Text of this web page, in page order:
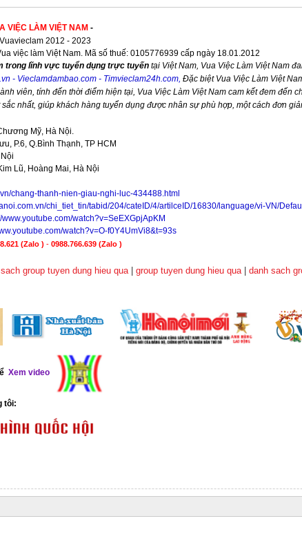
VIỆC LÀM VIỆT NAM -
2012 - 2023
việc làm Việt Nam. Mã số thuế: 0105776939 cấp ngày 18.01.2012
trong lĩnh vực tuyển dụng trực tuyến tại Việt Nam, Vua Việc Làm Việt Nam
- Vieclamdambao.com - Timvieclam24h.com, Đặc biệt Vua Việc Làm Việt
viên, tính đến thời điểm hiện tại, Vua Việc Làm Việt Nam cam kết đem đến
nhất, giúp khách hàng tuyển dụng được nhân sự phù hợp, một cách đơn
Mỹ, Hà Nội.
P.6, Q.Bình Thạnh, TP HCM
Lũ, Hoàng Mai, Hà Nội
chang-thanh-nien-giau-nghi-luc-434488.html
chi_tiet_tin/tabid/204/cateID/4/artilceID/16830/language/vi-VN/
www.youtube.com/watch?v=SeEXGpjApKM
watch?v=O-f0Y4UmVi8&t=93s
(Zalo ) - 0988.766.639 (Zalo )
group tuyen dung hieu qua| group tuyen dung hieu qua| danh sach
Xem video
tôi: